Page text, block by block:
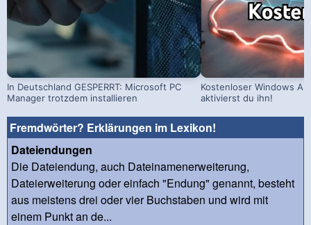
In Deutschland GESPERRT: Microsoft PC
Manager trotzdem installieren
Kostenloser Windows
aktivierst du ihn!
Fremdwörter? Erklärungen im Lexikon!
Dateiendungen
Die Dateiendung, auch Dateinamenerweiterung,
Dateierweiterung oder einfach "Endung" genannt, besteht
aus meistens drei oder vier Buchstaben und wird mit
einem Punkt an de...